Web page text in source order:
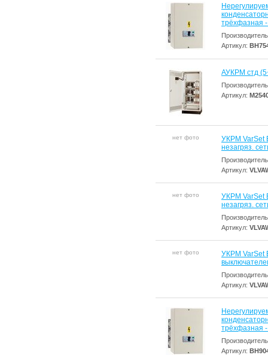
трёхфазная -
Артикул:
АУКРМ стд
Артикул:
нет фото
УКРМ VarSet
незагряз.
Артикул:
нет фото
УКРМ VarSet
незагряз.
Артикул:
нет фото
УКРМ VarSet
Артикул:
трёхфазная -
Артикул: